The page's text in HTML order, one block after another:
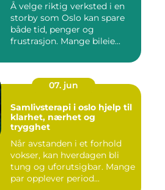
Å velge riktig verksted i en
storby som Oslo kan spare
både tid, penger og
frustrasjon. Mange bileie...
07. jun
Samlivsterapi i oslo hjelp til
klarhet, nærhet og
trygghet
Når avstanden i et forhold
vokser, kan hverdagen bli
tung og uforutsigbar. Mange
par opplever period...